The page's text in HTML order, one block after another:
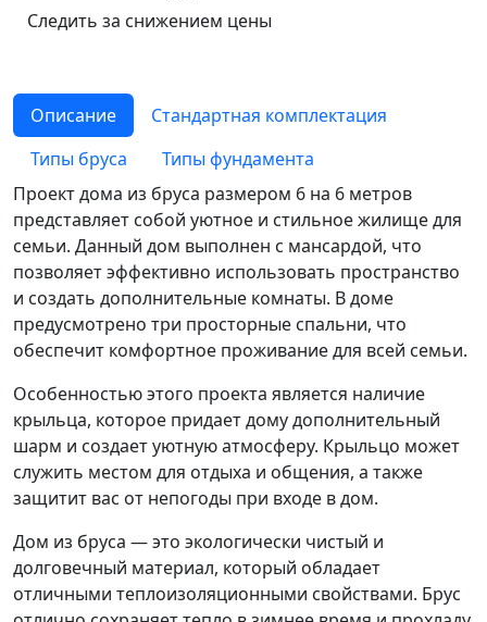
Следить за снижением цены
Описание
Cтандартная комплектация
Типы бруса
Типы фундамента
Проект дома из бруса размером 6 на 6 метров
представляет собой уютное и стильное жилище для
семьи. Данный дом выполнен с мансардой, что
позволяет эффективно использовать пространство
и создать дополнительные комнаты. В доме
предусмотрено три просторные спальни, что
обеспечит комфортное проживание для всей семьи.
Особенностью этого проекта является наличие
крыльца, которое придает дому дополнительный
шарм и создает уютную атмосферу. Крыльцо может
служить местом для отдыха и общения, а также
защитит вас от непогоды при входе в дом.
Дом из бруса — это экологически чистый и
долговечный материал, который обладает
отличными теплоизоляционными свойствами. Брус